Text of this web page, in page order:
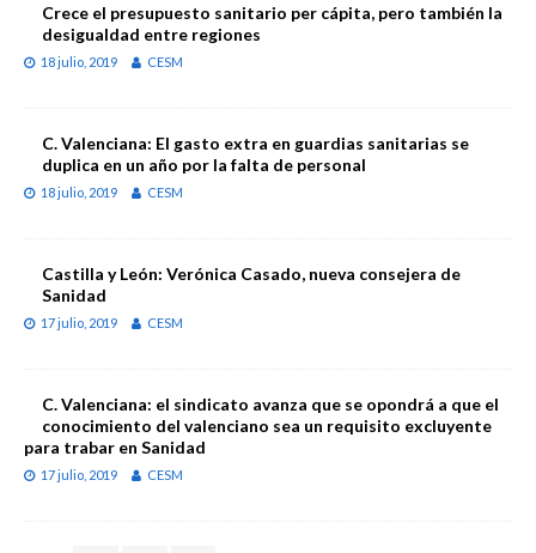
Crece el presupuesto sanitario per cápita, pero también la
desigualdad entre regiones
18 julio, 2019 CESM
C. Valenciana: El gasto extra en guardias sanitarias se
duplica en un año por la falta de personal
18 julio, 2019 CESM
Castilla y León: Verónica Casado, nueva consejera de
Sanidad
17 julio, 2019 CESM
C. Valenciana: el sindicato avanza que se opondrá a que el
conocimiento del valenciano sea un requisito excluyente
para trabar en Sanidad
17 julio, 2019 CESM